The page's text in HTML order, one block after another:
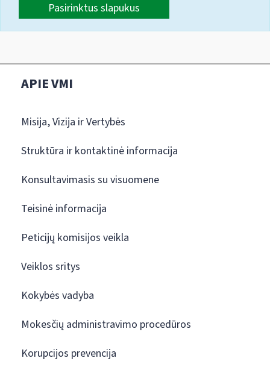
Pasirinktus slapukus
APIE VMI
Misija, Vizija ir Vertybės
Struktūra ir kontaktinė informacija
Konsultavimasis su visuomene
Teisinė informacija
Peticijų komisijos veikla
Veiklos sritys
Kokybės vadyba
Mokesčių administravimo procedūros
Korupcijos prevencija